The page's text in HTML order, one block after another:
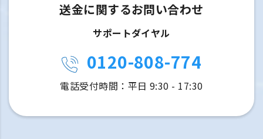
送金に関するお問い合わせ
サポートダイヤル
0120-808-774
電話受付時間：平日 9:30 - 17:30